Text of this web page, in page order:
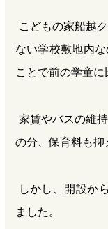
こどもの家船越
ない学校敷地内
ことで前の学童に
家賃やバスの維
の分、保育料も抑
しかし、開設か
ました。